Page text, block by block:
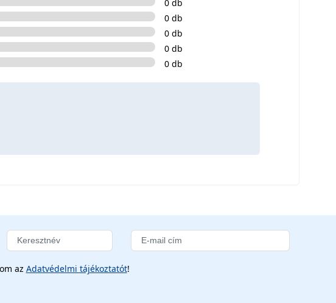
0 db
0 db
0 db
0 db
0 db
az Adatvédelmi tájékoztatót!